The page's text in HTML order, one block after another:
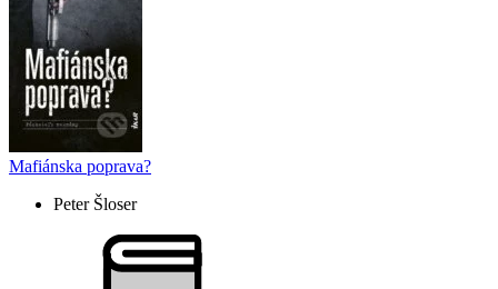
Mafiánska poprava?
Peter Šloser